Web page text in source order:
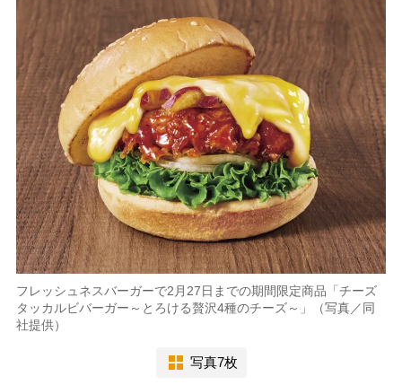
フレッシュネスバーガーで2月27日までの期間限定商品「チーズ
タッカルビバーガー～とろける贅沢4種のチーズ～」（写真／同
社提供）
写真7枚